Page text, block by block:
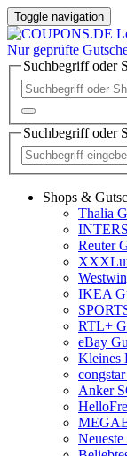
Toggle navigation
Nur geprüfte
Suchbegriff oder
Suchbegriff oder
Shops &
Thalia
Reuter
IKEA
RTL+
eBay
Kleines
Anker